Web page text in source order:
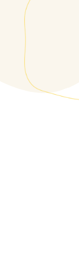
cardiac
in the world
and well-being